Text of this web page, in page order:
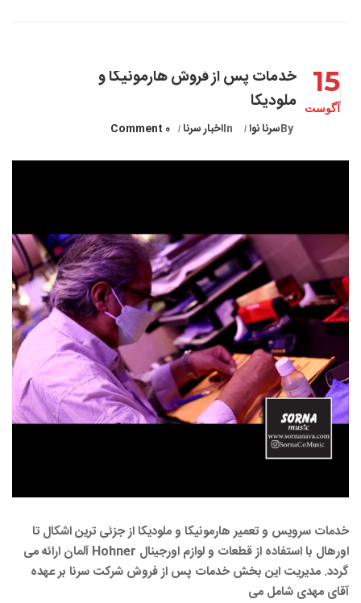
15
آگوست
خدمات پس از فروش هارمونیکا و
ملودیکا
Byسرنا نوا Inاخبار سرنا 0 Comment
خدمات سرویس و تعمیر هارمونیکا و ملودیکا از جزئی ترین اشکال تا
اورهال با استفاده از قطعات و لوازم اورجینال Hohner آلمان ارائه می
گردد. مدیریت این بخش خدمات پس از فروش شرکت سرنا بر عهده
آقای مهدی شامل می